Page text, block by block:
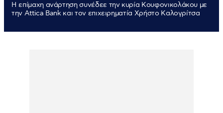
Η επίμαχη ανάρτηση συνέδεε την κυρία Κουφονικολάκου με
την Attica Bank και τον επιχειρηματία Χρήστο Καλογρίτσα